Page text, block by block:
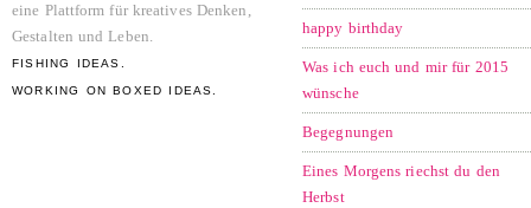
eine Plattform für kreatives Denken,
Gestalten und Leben.
FISHING IDEAS.
WORKING ON BOXED IDEAS.
happy birthday
Was ich euch und mir für 2015
wünsche
Begegnungen
Eines Morgens riechst du den
Herbst